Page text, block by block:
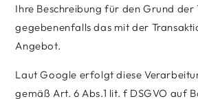
Ihre Beschreibung für den Grund der
gegebenenfalls das mit der
Angebot.
Laut Google erfolgt diese
gemäß Art. 6 Abs.1 lit. f DSGVO auf